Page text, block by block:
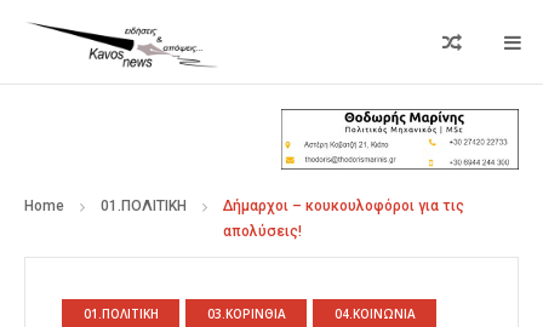
Home 01.ΠΟΛΙΤΙΚΗ
Δήμαρχοι – κουκουλοφόροι για τις
απολύσεις!
01.ΠΟΛΙΤΙΚΗ 03.ΚΟΡΙΝΘΙΑ 04.ΚΟΙΝΩΝΙΑ